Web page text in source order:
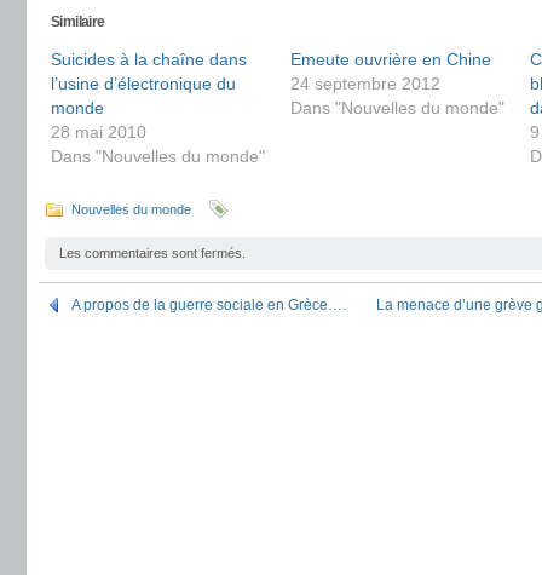
Similaire
Suicides à la chaîne dans
l’usine d’électronique du
monde
28 mai 2010
Dans "Nouvelles du monde"
Emeute ouvrière en Chine
24 septembre 2012
Dans "Nouvelles du monde"
Nouvelles du monde
Les commentaires sont fermés.
A propos de la guerre sociale en Grèce…. La menace d’une